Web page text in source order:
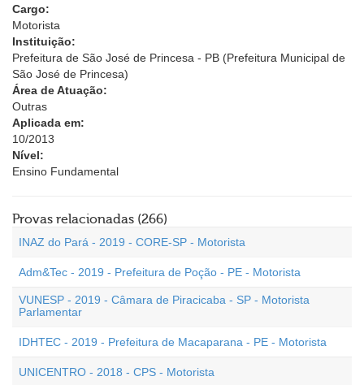
Cargo:
Motorista
Instituição:
Prefeitura de São José de Princesa - PB (Prefeitura Municipal de
São José de Princesa)
Área de Atuação:
Outras
Aplicada em:
10/2013
Nível:
Ensino Fundamental
Provas relacionadas (266)
INAZ do Pará - 2019 - CORE-SP - Motorista
Adm&Tec - 2019 - Prefeitura de Poção - PE - Motorista
VUNESP - 2019 - Câmara de Piracicaba - SP - Motorista
Parlamentar
IDHTEC - 2019 - Prefeitura de Macaparana - PE - Motorista
UNICENTRO - 2018 - CPS - Motorista